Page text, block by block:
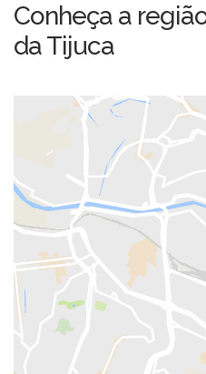
Conheça a
da Tijuca